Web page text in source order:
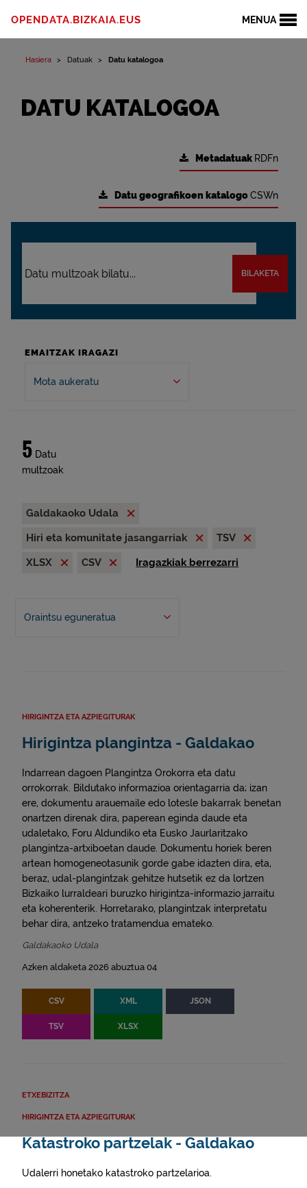
MENUA
OPENDATA.BIZKAIA.EUS
Hasiera Datuak Datu katalogoa
DATU KATALOGOA
Metadatuak RDFn
Datu geografikoen katalogoCSWn
BILAKETA
EMAITZAK IRAGAZI
Mota aukeratu
5 Datu
multzoak
Galdakaoko Udala
Hiri eta komunitate jasangarriak
TSV
XLSX
CSV Iragazkiak berrezarri
Oraintsu eguneratua
HIRIGINTZA ETA AZPIEGITURAK
Hirigintza plangintza - Galdakao
Indarrean dagoen Plangintza Orokorra eta datu
orrokorrak. Bildutako informazioa orientagarria da; izan
ere, dokumentu arauemaile edo lotesle bakarrak benetan
onartzen direnak dira, paperean eginda daude eta
udaletako, Foru Aldundiko eta Eusko Jaurlaritzako
plangintza-artxiboetan daude. Dokumentu horiek beren
artean homogeneotasunik gorde gabe idazten dira, eta,
beraz, udal-plangintzak gehitze hutsetik ez da lortzen
Bizkaiko lurraldeari buruzko hirigintza-informazio jarraitu
eta koherenterik. Horretarako, plangintzak interpretatu
behar dira, antzeko tratamendua emateko.
Galdakaoko Udala
Azken aldaketa 2026 abuztua 04
CSV XML JSON
TSV XLSX
ETXEBIZITZA
HIRIGINTZA ETA AZPIEGITURAK
Katastroko partzelak - Galdakao
Udalerri honetako katastroko partzelarioa.